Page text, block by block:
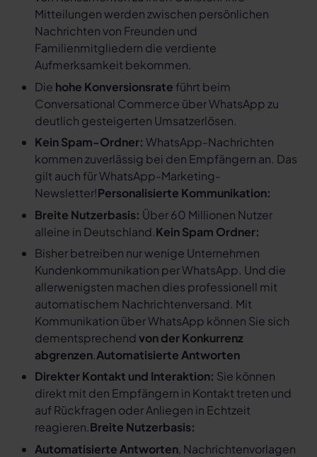
Mitteilungen werden zwischen persönlichen
Nachrichten von Freunden und
Familienmitgliedern die verdiente
Aufmerksamkeit bekommen.
Die hohe Konversionsrate führt beim
Conversational Commerce über WhatsApp zu
deutlich gesteigerten Umsatzerlösen.
Kein Spam-Ordner: WhatsApp-Nachrichten
kommen zuverlässig bei den Empfängern an. Das
gilt auch für WhatsApp-Marketing-
Newsletter!Personalisierte Kommunikation:
Breite Nutzerbasis: Über 60 Millionen Nutzer
alleine in Deutschland.Kein Spam Ordner:
Bisher betreiben nur wenige Unternehmen
Kundenkommunikation per WhatsApp. Und die
allerwenigsten machen dies professionell mit
automatischem Nachrichtenversand. Mit
Kommunikation über WhatsApp können Sie sich
dementsprechendvon der Konkurrenz
abgrenzen.Automatisierte Antworten
Direkter Kontakt und Interaktion: Sie können
direkt mit den Empfängern in Kontakt treten und
auf Rückfragen oder Anliegen in Echtzeit
reagieren.Breite Nutzerbasis:
Automatisierte Antworten, Nachrichtenvorlagen